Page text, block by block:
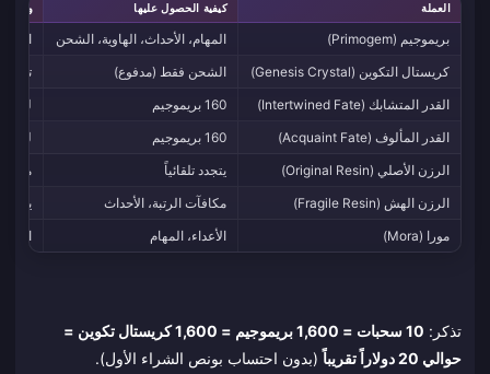
العملة كيفية الحصول عليها
بريموجيم (Primogem) المهام، الأحداث، الهاوية، الشحن
كريستال التكوين (Genesis Crystal)
الشحن فقط (مدفوع)
تتحول 1:1 إلى بريموجيمز؛ وهي العملة
القدر المتشابك (Intertwined Fate)
160 بريموجيم
القدر المألوف (Acquaint Fate)
160 بريموجيم
الرزن الأصلي (Original Resin)
يتجدد تلقائياً
الرزن الهش (Fragile Resin)
مكافآت الرتبة، الأحداث
يعيد شحن
مورا (Mora)
الأعداء، المهام
تذكر:
10 سحبات = 1,600 بريموجيم = 1,600 كريستال تكوين =
حوالي 20 دولاراً تقريباً
(بدون احتساب بونص الشراء الأول).